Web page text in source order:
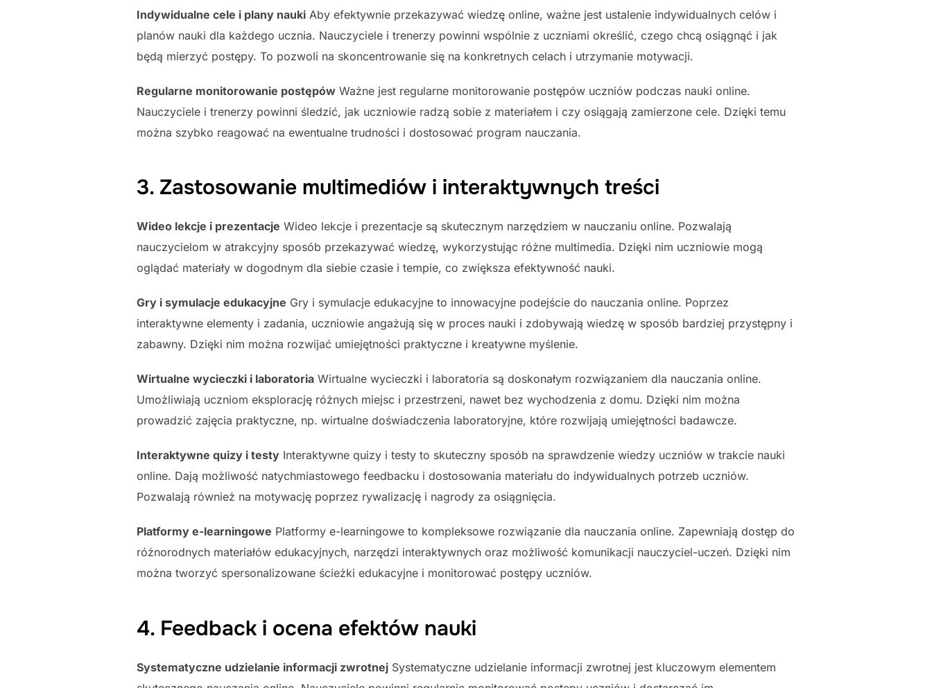
Indywidualne cele i plany nauki Aby efektywnie przekazywać wiedzę online, ważne jest ustalenie indywidualnych celów i
planów nauki dla każdego ucznia. Nauczyciele i trenerzy powinni wspólnie z uczniami określić, czego chcą osiągnąć i jak
będą mierzyć postępy. To pozwoli na skoncentrowanie się na konkretnych celach i utrzymanie motywacji.
Regularne monitorowanie postępów Ważne jest regularne monitorowanie postępów uczniów podczas nauki online.
Nauczyciele i trenerzy powinni śledzić, jak uczniowie radzą sobie z materiałem i czy osiągają zamierzone cele. Dzięki temu
można szybko reagować na ewentualne trudności i dostosować program nauczania.
3. Zastosowanie multimediów i interaktywnych treści
Wideo lekcje i prezentacje Wideo lekcje i prezentacje są skutecznym narzędziem w nauczaniu online. Pozwalają
nauczycielom w atrakcyjny sposób przekazywać wiedzę, wykorzystując różne multimedia. Dzięki nim uczniowie mogą
oglądać materiały w dogodnym dla siebie czasie i tempie, co zwiększa efektywność nauki.
Gry i symulacje edukacyjne Gry i symulacje edukacyjne to innowacyjne podejście do nauczania online. Poprzez
interaktywne elementy i zadania, uczniowie angażują się w proces nauki i zdobywają wiedzę w sposób bardziej przystępny i
zabawny. Dzięki nim można rozwijać umiejętności praktyczne i kreatywne myślenie.
Wirtualne wycieczki i laboratoria Wirtualne wycieczki i laboratoria są doskonałym rozwiązaniem dla nauczania online.
Umożliwiają uczniom eksplorację różnych miejsc i przestrzeni, nawet bez wychodzenia z domu. Dzięki nim można
prowadzić zajęcia praktyczne, np. wirtualne doświadczenia laboratoryjne, które rozwijają umiejętności badawcze.
Interaktywne quizy i testy Interaktywne quizy i testy to skuteczny sposób na sprawdzenie wiedzy uczniów w trakcie nauki
online. Dają możliwość natychmiastowego feedbacku i dostosowania materiału do indywidualnych potrzeb uczniów.
Pozwalają również na motywację poprzez rywalizację i nagrody za osiągnięcia.
Platformy e-learningowe Platformy e-learningowe to kompleksowe rozwiązanie dla nauczania online. Zapewniają dostęp do
różnorodnych materiałów edukacyjnych, narzędzi interaktywnych oraz możliwość komunikacji nauczyciel-uczeń. Dzięki nim
można tworzyć spersonalizowane ścieżki edukacyjne i monitorować postępy uczniów.
4. Feedback i ocena efektów nauki
Systematyczne udzielanie informacji zwrotnej Systematyczne udzielanie informacji zwrotnej jest kluczowym elementem